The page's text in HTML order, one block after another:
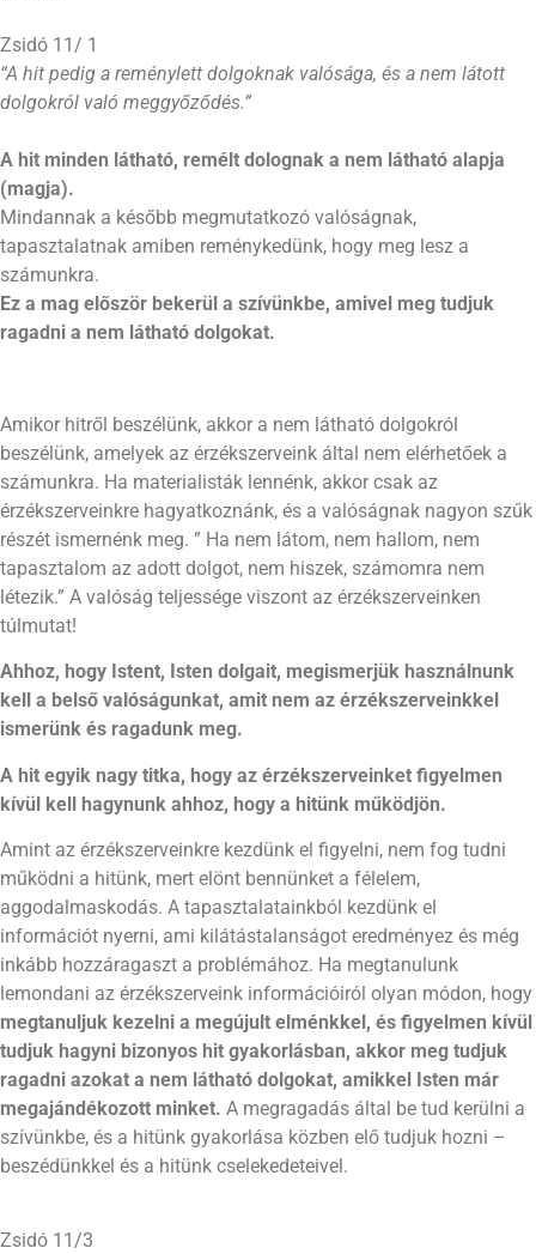
Zsidó 11/ 1
“A hit pedig a reménylett dolgoknak valósága, és a nem látott
dolgokról való meggyőződés.”
A hit minden látható, remélt dolognak a nem látható alapja
(magja).
Mindannak a később megmutatkozó valóságnak,
tapasztalatnak amiben reménykedünk, hogy meg lesz a
számunkra.
Ez a mag először bekerül a szívünkbe, amivel meg tudjuk
ragadni a nem látható dolgokat.
Amikor hitről beszélünk, akkor a nem látható dolgokról
beszélünk, amelyek az érzékszerveink által nem elérhetőek a
számunkra. Ha materialisták lennénk, akkor csak az
érzékszerveinkre hagyatkoznánk, és a valóságnak nagyon szűk
részét ismernénk meg. ” Ha nem látom, nem hallom, nem
tapasztalom az adott dolgot, nem hiszek, számomra nem
létezik.” A valóság teljessége viszont az érzékszerveinken
túlmutat!
Ahhoz, hogy Istent, Isten dolgait, megismerjük használnunk
kell a belső valóságunkat, amit nem az érzékszerveinkkel
ismerünk és ragadunk meg.
A hit egyik nagy titka, hogy az érzékszerveinket figyelmen
kívül kell hagynunk ahhoz, hogy a hitünk működjön.
Amint az érzékszerveinkre kezdünk el figyelni, nem fog tudni
működni a hitünk, mert elönt bennünket a félelem,
aggodalmaskodás. A tapasztalatainkból kezdünk el
információt nyerni, ami kilátástalanságot eredményez és még
inkább hozzáragaszt a problémához. Ha megtanulunk
lemondani az érzékszerveink információiról olyan módon, hogy
megtanuljuk kezelni a megújult elménkkel, és figyelmen kívül
tudjuk hagyni bizonyos hit gyakorlásban, akkor meg tudjuk
ragadni azokat a nem látható dolgokat, amikkel Isten már
megajándékozott minket. A megragadás által be tud kerülni a
szívünkbe, és a hitünk gyakorlása közben elő tudjuk hozni –
beszédünkkel és a hitünk cselekedeteivel.
Zsidó 11/3